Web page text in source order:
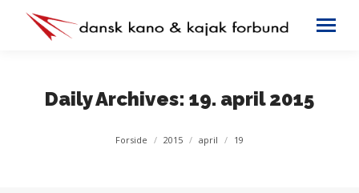
Daily Archives: 19. april 2015
You are here:
Forside 2015 april 19